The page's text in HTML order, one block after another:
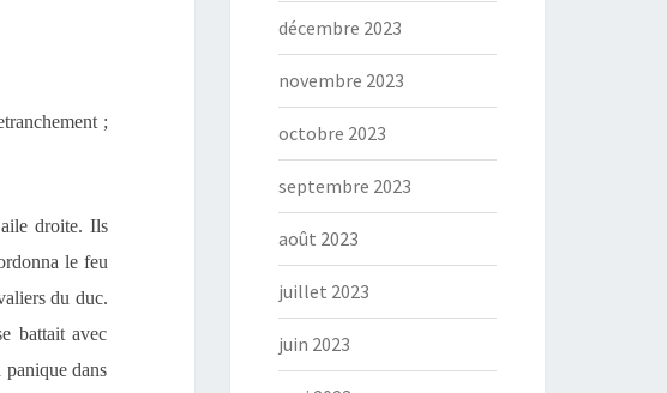
;
droite. Ils
le feu
du duc.
battait avec
dans
décembre 2023
novembre 2023
octobre 2023
septembre 2023
août 2023
juillet 2023
juin 2023